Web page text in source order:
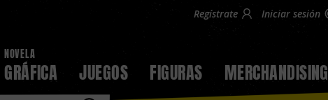
Regístrate Iniciar sesión
NOVELA
GRÁFICA JUEGOS FIGURAS MERCHANDISING